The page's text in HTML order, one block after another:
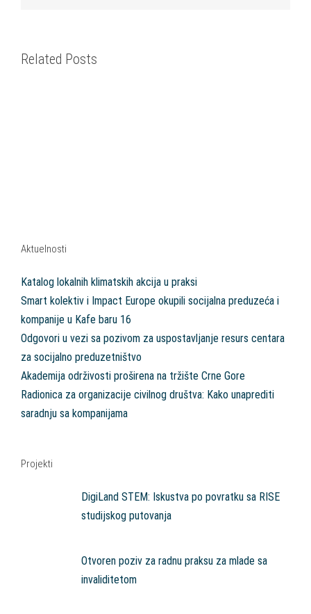
Related Posts
Aktuelnosti
Katalog lokalnih klimatskih akcija u praksi
Smart kolektiv i Impact Europe okupili socijalna preduzeća i
kompanije u Kafe baru 16
Odgovori u vezi sa pozivom za uspostavljanje resurs centara
za socijalno preduzetništvo
Akademija održivosti proširena na tržište Crne Gore
Radionica za organizacije civilnog društva: Kako unaprediti
saradnju sa kompanijama
Projekti
DigiLand STEM: Iskustva po povratku sa RISE
studijskog putovanja
Otvoren poziv za radnu praksu za mlade sa
invaliditetom